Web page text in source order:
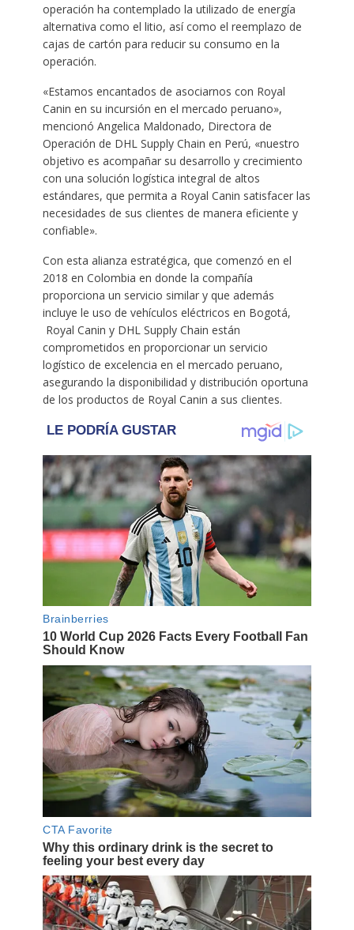
operación ha contemplado la utilizado de energía
alternativa como el litio, así como el reemplazo de
cajas de cartón para reducir su consumo en la
operación.
«Estamos encantados de asociarnos con Royal
Canin en su incursión en el mercado peruano»,
mencionó Angelica Maldonado, Directora de
Operación de DHL Supply Chain en Perú, «nuestro
objetivo es acompañar su desarrollo y crecimiento
con una solución logística integral de altos
estándares, que permita a Royal Canin satisfacer las
necesidades de sus clientes de manera eficiente y
confiable».
Con esta alianza estratégica, que comenzó en el
2018 en Colombia en donde la compañía
proporciona un servicio similar y que además
incluye le uso de vehículos eléctricos en Bogotá,
Royal Canin y DHL Supply Chain están
comprometidos en proporcionar un servicio
logístico de excelencia en el mercado peruano,
asegurando la disponibilidad y distribución oportuna
de los productos de Royal Canin a sus clientes.